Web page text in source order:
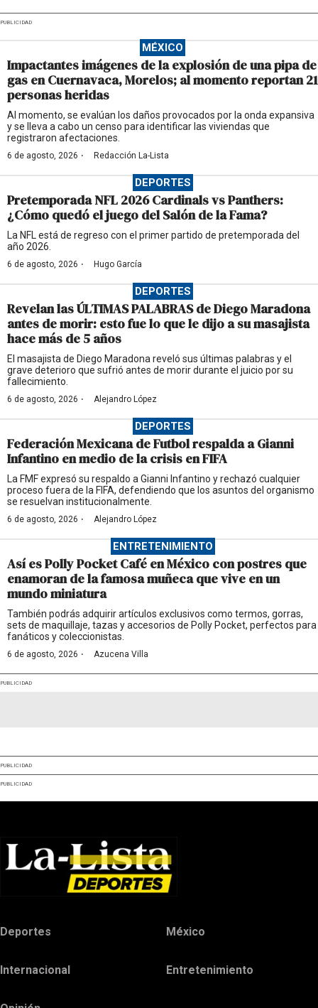
PUBLICIDAD
MÉXICO
Impactantes imágenes de la explosión de una pipa de
gas en Cuernavaca, Morelos; al momento reportan 21
personas heridas
Al momento, se evalúan los daños provocados por la onda expansiva
y se lleva a cabo un censo para identificar las viviendas que
registraron afectaciones.
6 de agosto, 2026 · Redacción La-Lista
DEPORTES
Pretemporada NFL 2026 Cardinals vs Panthers:
¿Cómo quedó el juego del Salón de la Fama?
La NFL está de regreso con el primer partido de pretemporada del
año 2026.
6 de agosto, 2026 · Hugo García
DEPORTES
Revelan las ÚLTIMAS PALABRAS de Diego Maradona
antes de morir: esto fue lo que le dijo a su masajista
hace más de 5 años
El masajista de Diego Maradona reveló sus últimas palabras y el
grave deterioro que sufrió antes de morir durante el juicio por su
fallecimiento.
6 de agosto, 2026 · Alejandro López
DEPORTES
Federación Mexicana de Futbol respalda a Gianni
Infantino en medio de la crisis en FIFA
La FMF expresó su respaldo a Gianni Infantino y rechazó cualquier
proceso fuera de la FIFA, defendiendo que los asuntos del organismo
se resuelvan institucionalmente.
6 de agosto, 2026 · Alejandro López
ENTRETENIMIENTO
Así es Polly Pocket Café en México con postres que
enamoran de la famosa muñeca que vive en un
mundo miniatura
También podrás adquirir artículos exclusivos como termos, gorras,
sets de maquillaje, tazas y accesorios de Polly Pocket, perfectos para
fanáticos y coleccionistas.
6 de agosto, 2026 · Azucena Villa
PUBLICIDAD
PUBLICIDAD
PUBLICIDAD
Deportes México
Internacional Entretenimiento